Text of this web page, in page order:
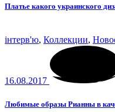
Платье какого украинского
інтерв'ю, Коллекции,
16.08.2017
Любимые образы Рианны в